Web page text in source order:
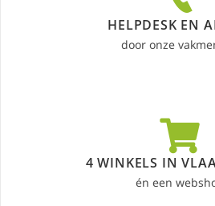
HELPDESK EN
door onze
4 WINKELS IN
én een